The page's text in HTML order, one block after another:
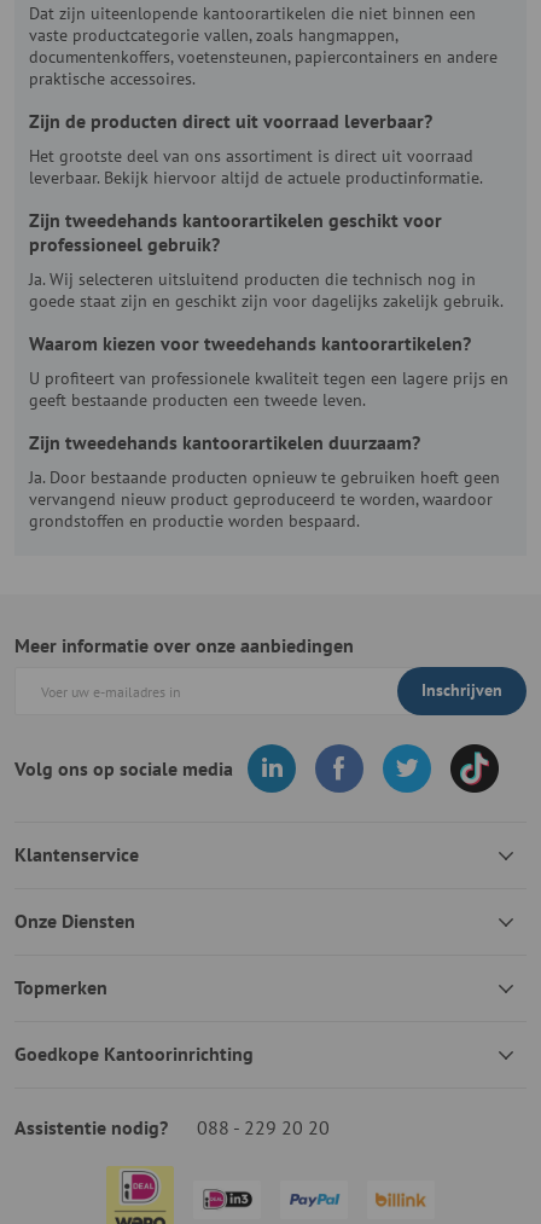
Dat zijn uiteenlopende kantoorartikelen die niet binnen een
vaste productcategorie vallen, zoals hangmappen,
documentenkoffers, voetensteunen, papiercontainers en andere
praktische accessoires.
Zijn de producten direct uit voorraad leverbaar?
Het grootste deel van ons assortiment is direct uit voorraad
leverbaar. Bekijk hiervoor altijd de actuele productinformatie.
Zijn tweedehands kantoorartikelen geschikt voor
professioneel gebruik?
Ja. Wij selecteren uitsluitend producten die technisch nog in
goede staat zijn en geschikt zijn voor dagelijks zakelijk gebruik.
Waarom kiezen voor tweedehands kantoorartikelen?
U profiteert van professionele kwaliteit tegen een lagere prijs en
geeft bestaande producten een tweede leven.
Zijn tweedehands kantoorartikelen duurzaam?
Ja. Door bestaande producten opnieuw te gebruiken hoeft geen
vervangend nieuw product geproduceerd te worden, waardoor
grondstoffen en productie worden bespaard.
Meer informatie over onze aanbiedingen
Inschrijven
Volg ons op sociale media
Klantenservice
Onze Diensten
Topmerken
Goedkope Kantoorinrichting
Assistentie nodig? 088 - 229 20 20